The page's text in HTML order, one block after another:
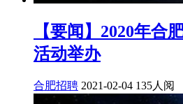
【要闻】2020年合
活动举办
合肥招聘 2021-02-04 135人阅